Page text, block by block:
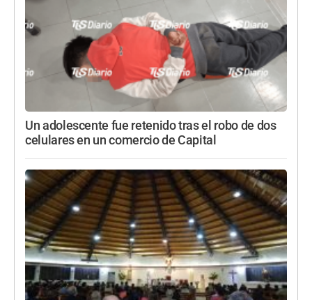
Un adolescente fue retenido tras el robo de dos
celulares en un comercio de Capital